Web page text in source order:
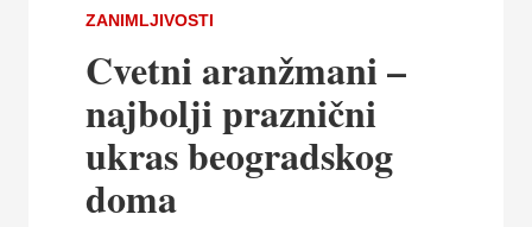
ZANIMLJIVOSTI
Cvetni aranžmani –
najbolji praznični
ukras beogradskog
doma